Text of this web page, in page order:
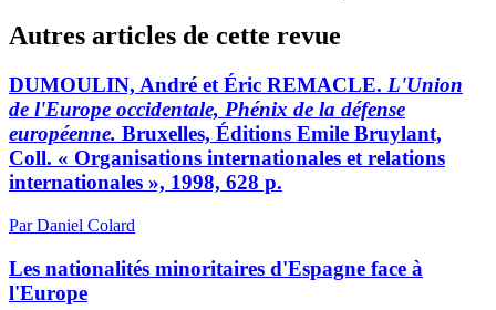
Autres articles de cette revue
DUMOULIN, André et Éric REMACLE. L'Union
de l'Europe occidentale, Phénix de la défense
européenne. Bruxelles, Éditions Emile Bruylant,
Coll. « Organisations internationales et relations
internationales », 1998, 628 p.
Par Daniel Colard
Les nationalités minoritaires d'Espagne face à
l'Europe